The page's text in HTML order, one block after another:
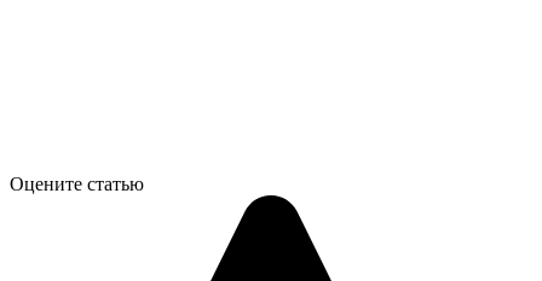
Оцените статью